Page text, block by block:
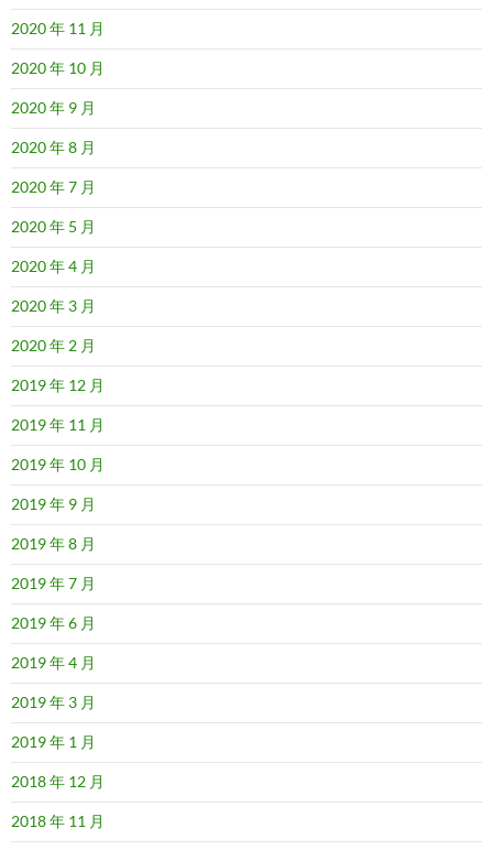
2020 年 11 月
2020 年 10 月
2020 年 9 月
2020 年 8 月
2020 年 7 月
2020 年 5 月
2020 年 4 月
2020 年 3 月
2020 年 2 月
2019 年 12 月
2019 年 11 月
2019 年 10 月
2019 年 9 月
2019 年 8 月
2019 年 7 月
2019 年 6 月
2019 年 4 月
2019 年 3 月
2019 年 1 月
2018 年 12 月
2018 年 11 月